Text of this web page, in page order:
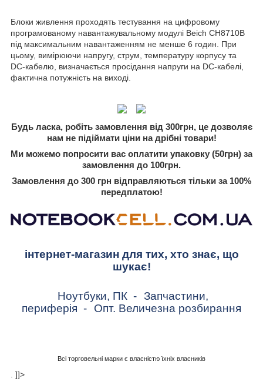
Блоки живлення проходять тестування на цифровому
програмованому навантажувальному модулі Beich CH8710B
під максимальним навантаженням не менше 6 годин. При
цьому, вимірюючи напругу, струм, температуру корпусу та
DC-кабелю, визначається просідання напруги на DC-кабелі,
фактична потужність на виході.
Будь ласка, робіть замовлення від 300грн, це дозволяє
нам не підіймати ціни на дрібні товари!
Ми можемо попросити вас оплатити упаковку (50грн) за
замовлення до 100грн.
Замовлення до 300 грн відправляються тільки за 100%
передплатою!
інтернет-магазин для тих, хто знає, що
шукає!
Ноутбуки, ПК - Запчастини,
периферія - Опт. Величезна розбирання
Всі торговельні марки є власністю їхніх власників
. ]]>